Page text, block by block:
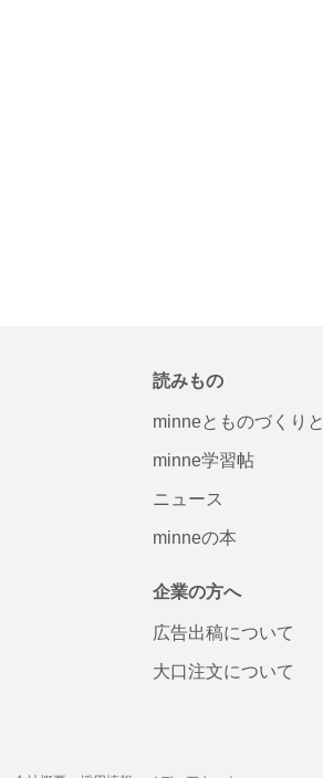
読みもの
minneとものづくりと
minne学習帖
ニュース
minneの本
企業の方へ
広告出稿について
大口注文について